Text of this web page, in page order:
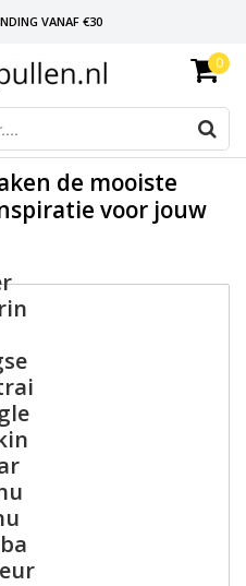
VANAF €30
BACKPACKEN!
RETOUR
0
de mooiste
voor jouw